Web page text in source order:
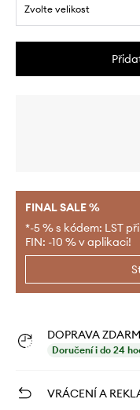
Zvolte velikost
FINAL SALE %
*-5 % s kódem: LST
FIN: -10 % v aplikaci!
DOPRAVA
Doručení i do 24
VRÁCENÍ A